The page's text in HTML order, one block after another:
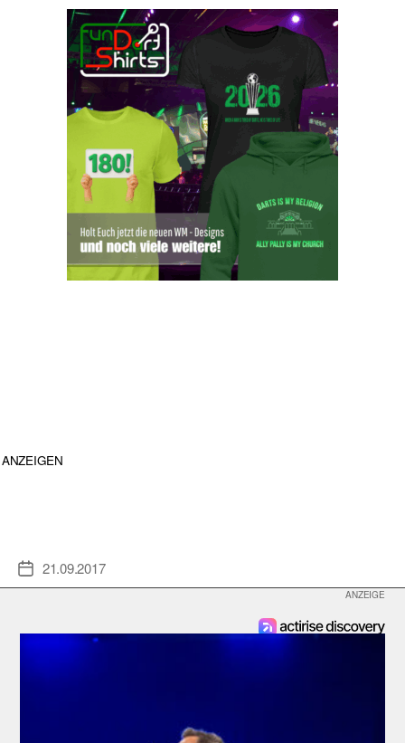
ANZEIGEN
Veröffentlichungsdatum
21.09.2017